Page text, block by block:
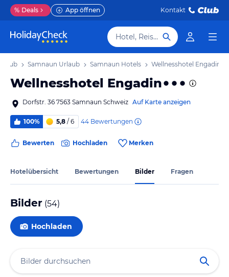
% Deals App öffnen Kontakt
Hotel, Reiseziel
Samnaun Urlaub Samnaun Hotels Wellnesshotel Engadin
Wellnesshotel Engadin
Dorfstr. 36 7563 Samnaun Schweiz Auf Karte anzeigen
100% 5,8 / 6 44 Bewertungen
Bewerten Hochladen Merken
Hotelübersicht Bewertungen Bilder Fragen
Bilder (54)
Hochladen